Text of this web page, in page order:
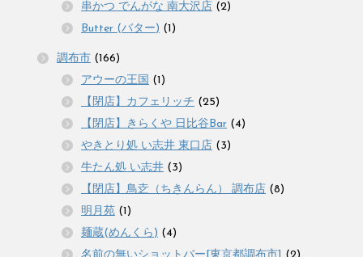
串かつ でんがな 南大沢店 (2)
Butter (バター) (1)
調布市 (166)
アウーの王国 (1)
【閉店】カフェリッチ (25)
【閉店】きらくや 日比谷Bar (4)
やきとり処 い志井 東口店 (3)
牛たん処 い志井 (3)
【閉店】鳥赱（ちきんらん） 調布店 (8)
明月苑 (1)
麺蔵(めんくら) (4)